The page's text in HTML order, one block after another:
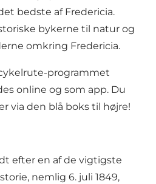
bedste af Fredericia.
bykerne til natur og
omkring Fredericia.
programmet
online og som app. Du
via den blå boks til højre!
efter en af de vigtigste
nemlig 6. juli 1849,